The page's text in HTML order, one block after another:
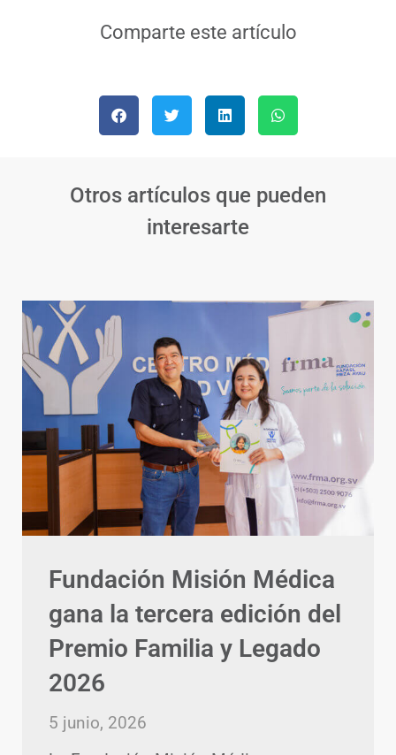
Comparte este artículo
Otros artículos que pueden
interesarte
Fundación Misión Médica
gana la tercera edición del
Premio Familia y Legado
2026
5 junio, 2026